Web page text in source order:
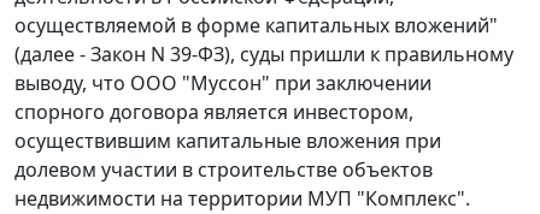
осуществляемой в форме капитальных вложений"
(далее - Закон N 39-ФЗ), суды пришли к правильному
выводу, что ООО "Муссон" при заключении
спорного договора является инвестором,
осуществившим капитальные вложения при
долевом участии в строительстве объектов
недвижимости на территории МУП "Комплекс".